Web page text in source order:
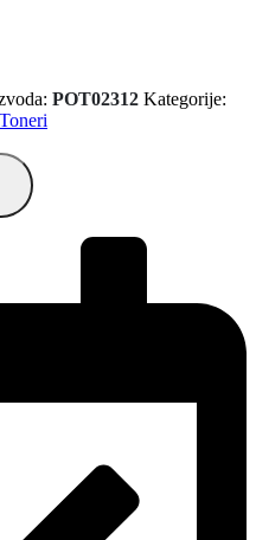
POT02312 Kategorije:
Toneri